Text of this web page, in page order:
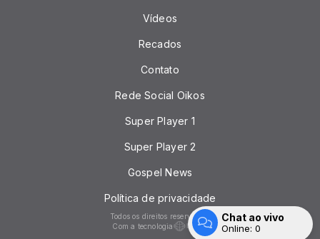
Vídeos
Recados
Contato
Rede Social Oikos
Super Player 1
Super Player 2
Gospel News
Política de privacidade
Todos os direitos reservados.
Com a tecnologia
Chat ao vivo
Online: 0